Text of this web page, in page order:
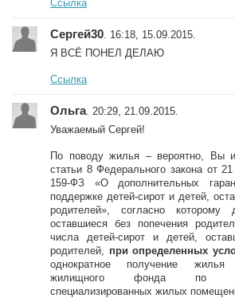
Ссылка
Сергей30 . 16:18, 15.09.2015.
Я ВСЁ ПОНЕЛ ДЕЛАЮ
Ссылка
Ольга. 20:29, 21.09.2015.
Уважаемый Сергей!
По поводу жилья – вероятно, Вы
статьи 8 Федерального закона от
159-ФЗ «О дополнительных
поддержке детей-сирот и детей,
родителей», согласно которому
оставшиеся без попечения
числа детей-сирот и детей,
родителей, при определенных
однократное получение жилья
жилищного фонда по
специализированных жилых